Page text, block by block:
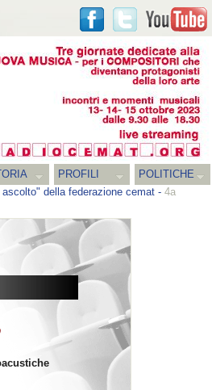
PROFILI
POLITICHE
della federazione cemat - 4a